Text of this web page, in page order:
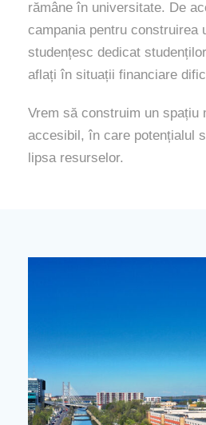
rămâne în universitate. De
campania pentru construirea
studențesc dedicat
aflați în situații financiare
Vrem să construim un spațiu
accesibil, în care potențialul
lipsa resurselor.